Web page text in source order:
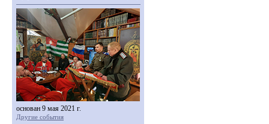
основан 9 мая 2021 г.
Другие события